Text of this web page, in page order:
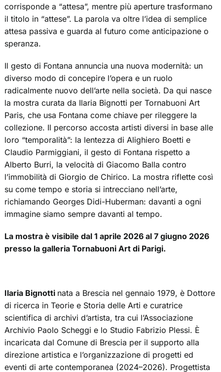
corrisponde a “attesa”, mentre più aperture trasformano
il titolo in “attese”. La parola va oltre l’idea di semplice
attesa passiva e guarda al futuro come anticipazione o
speranza.
Il gesto di Fontana annuncia una nuova modernità: un
diverso modo di concepire l’opera e un ruolo
radicalmente nuovo dell’arte nella società. Da qui nasce
la mostra curata da Ilaria Bignotti per Tornabuoni Art
Paris, che usa Fontana come chiave per rileggere la
collezione. Il percorso accosta artisti diversi in base alle
loro “temporalità”: la lentezza di Alighiero Boetti e
Claudio Parmiggiani, il gesto di Fontana rispetto a
Alberto Burri, la velocità di Giacomo Balla contro
l’immobilità di Giorgio de Chirico. La mostra riflette così
su come tempo e storia si intrecciano nell’arte,
richiamando Georges Didi-Huberman: davanti a ogni
immagine siamo sempre davanti al tempo.
La mostra è visibile dal 1 aprile 2026 al 7 giugno 2026
presso la galleria Tornabuoni Art di Parigi.
Ilaria Bignotti nata a Brescia nel gennaio 1979, è Dottore
di ricerca in Teorie e Storia delle Arti e curatrice
scientifica di archivi d’artista, tra cui l’Associazione
Archivio Paolo Scheggi e lo Studio Fabrizio Plessi. È
incaricata dal Comune di Brescia per il supporto alla
direzione artistica e l’organizzazione di progetti ed
eventi di arte contemporanea (2024–2026). Progettista